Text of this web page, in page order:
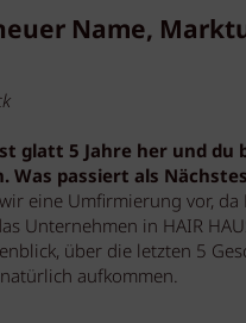
Name,
glatt 5 Jahre her und du
Was passiert als
eine Umfirmierung vor,
Unternehmen in HAIR
über die letzten 5
aufkommen.